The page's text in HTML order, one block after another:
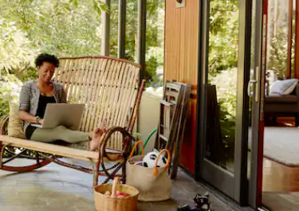
hacia arriba y hacia abajo o explora con el tacto o